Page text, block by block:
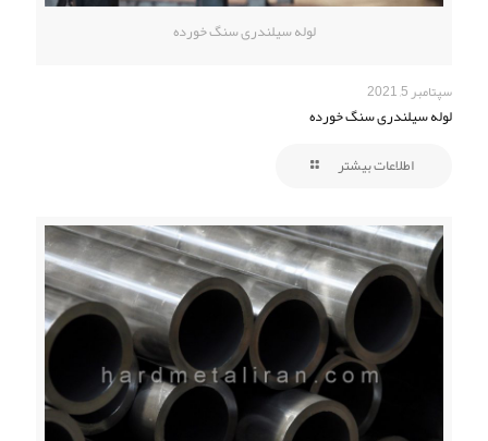
لوله سیلندری سنگ خورده
سپتامبر 5, 2021
لوله سیلندری سنگ خورده
اطلاعات بیشتر